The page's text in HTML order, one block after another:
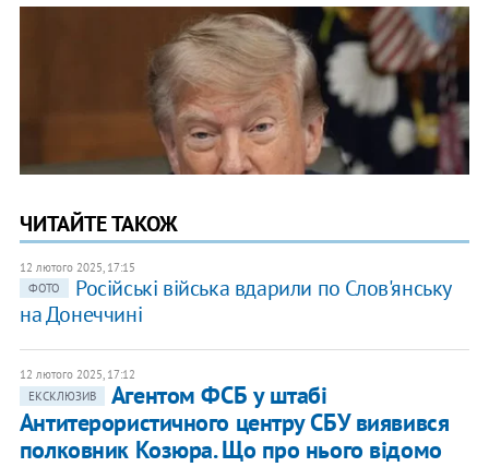
ЧИТАЙТЕ ТАКОЖ
12 лютого 2025, 17:15
ФОТО
Російські війська вдарили по Слов'янську
на Донеччині
12 лютого 2025, 17:12
ЕКСКЛЮЗИВ
Агентом ФСБ у штабі
Антитерористичного центру СБУ виявився
полковник Козюра. Що про нього відомо